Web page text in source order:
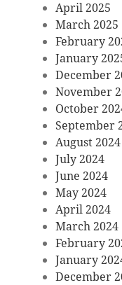
April 2025
March 2025
February
January
December
November
October
September
August 2024
July 2024
June 2024
May 2024
April 2024
March 2024
February
January
December